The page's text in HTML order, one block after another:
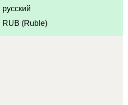
русский
RUB (Ruble)